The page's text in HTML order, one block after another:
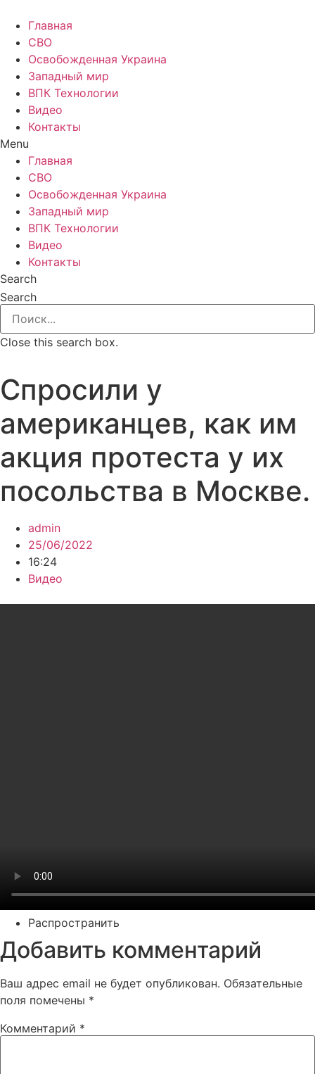
Главная
СВО
Освобожденная Украина
Западный мир
ВПК Технологии
Видео
Контакты
Menu
Главная
СВО
Освобожденная Украина
Западный мир
ВПК Технологии
Видео
Контакты
Search
Search
Close this search box.
Спросили у
американцев, как им
акция протеста у их
посольства в Москве.
admin
25/06/2022
16:24
Видео
Распространить
Добавить комментарий
Ваш адрес email не будет опубликован. Обязательные
поля помечены *
Комментарий *